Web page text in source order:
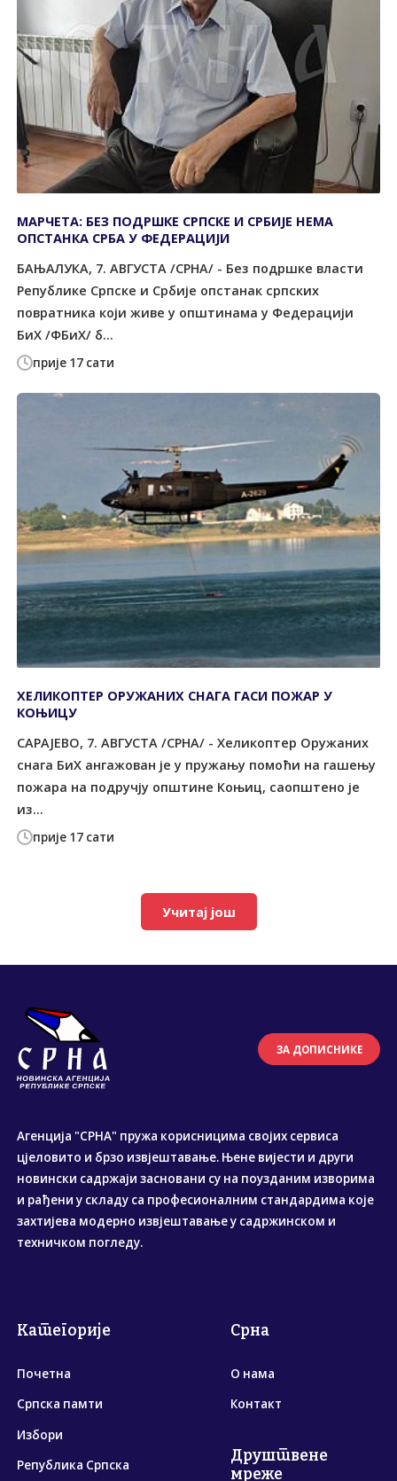
прије 17 сати
МАРЧЕТА: БЕЗ ПОДРШКЕ СРПСКЕ И СРБИЈЕ НЕМА
ОПСТАНКА СРБА У ФЕДЕРАЦИЈИ
БАЊАЛУКА, 7. АВГУСТА /СРНА/ - Без подршке власти
Републике Српске и Србије опстанак српских
повратника који живе у општинама у Федерацији
БиХ /ФБиХ/ б...
прије 17 сати
ХЕЛИКОПТЕР ОРУЖАНИХ СНАГА ГАСИ ПОЖАР У
КОЊИЦУ
САРАЈЕВО, 7. АВГУСТА /СРНА/ - Хеликоптер Оружаних
снага БиХ ангажован је у пружању помоћи на гашењу
пожара на подручју општине Коњиц, саопштено је
из...
Учитај још
ЗА ДОПИСНИКЕ
Агенција "СРНА" пружа корисницима својих сервиса
цјеловито и брзо извјештавање. Њене вијести и други
новински садржаји засновани су на поузданим изворима
и рађени у складу са професионалним стандардима које
захтијева модерно извјештавање у садржинском и
техничком погледу.
Категорије
Почетна
Српска памти
Избори
Република Српска
Срна
О нама
Контакт
Друштвене
мреже